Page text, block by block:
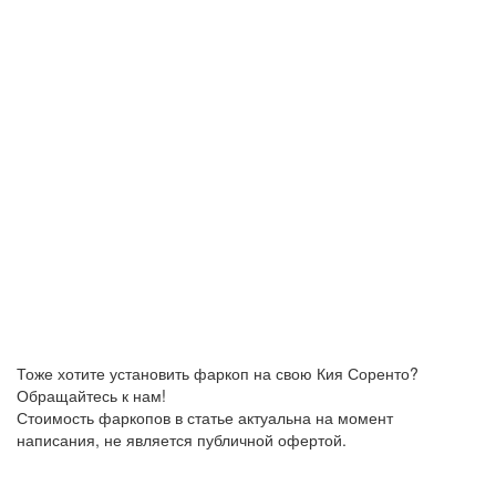
Тоже хотите установить фаркоп на свою Кия Соренто?
Обращайтесь к нам!
Стоимость фаркопов в статье актуальна на момент
написания, не является публичной офертой.